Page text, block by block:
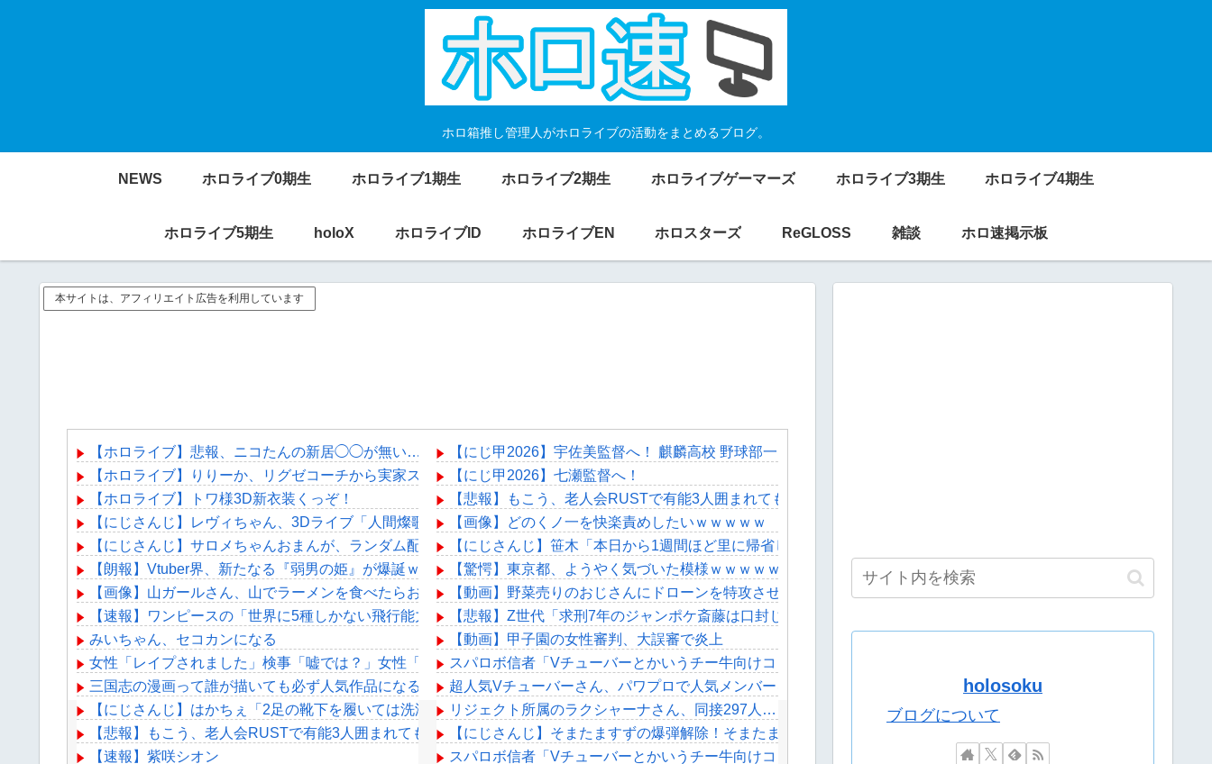
ホロ箱推し管理人がホロライブの活動をまとめるブログ。
NEWS ホロライブ0期生 ホロライブ1期生 ホロライブ2期生 ホロライブゲーマーズ ホロライブ3期生 ホロライブ4期生
ホロライブ5期生 holoX ホロライブID ホロライブEN ホロスターズ ReGLOSS 雑談 ホロ速掲示板
本サイトは、アフィリエイト広告を利用しています
【ホロライブ】悲報、ニコたんの新居◯◯が無い…
【ホロライブ】りりーか、リグゼコーチから実家スーパーのフルーツ盛り合わせをもらう「シャインマスカット甘～～～～～い」
【ホロライブ】トワ様3D新衣装くっぞ！
【にじさんじ】レヴィちゃん、3Dライブ「人間燦歌」開催決定！ゲスト8名も発表『歌うまバイキングなゲストや』【8/18(火)21:00】
【にじさんじ】サロメちゃんおまんが、ランダム配置の暗証番号入力に敗北「3回失敗しましたわ」
【朗報】Vtuber界、新たなる『弱男の姫』が爆誕ｗｗｗｗｗｗｗｗｗｗｗ
【画像】山ガールさん、山でラーメンを食べたらおじさんに怒られるｗｗｗ
【速報】ワンピースの「世界に5種しかない飛行能力」発言の謎が解けるWWW
みいちゃん、セコカンになる
女性「レイプされました」検事「嘘では？」女性「傷ついたので訴えます」
三国志の漫画って誰が描いても必ず人気作品になるの確定してね？
【にじさんじ】はかちぇ「2足の靴下を履いては洗濯するのを繰り返していたんだけど今日15足買った」
【悲報】もこう、老人会RUSTで有能3人囲まれても腫物扱いされるｗｗｗ
【速報】紫咲シオン
【にじ甲2026】宇佐美監督へ！ 麒麟高校 野球部一同より????✨
【にじ甲2026】七瀬監督へ！
【悲報】もこう、老人会RUSTで有能3人囲まれても腫物扱いされるｗｗｗ
【画像】どのくノ一を快楽責めしたいｗｗｗｗｗ
【にじさんじ】笹木「本日から1週間ほど里に帰省してくるやよ～。久々に京都満喫してくるっ！」
【驚愕】東京都、ようやく気づいた模様ｗｗｗｗｗｗｗ
【動画】野菜売りのおじさんにドローンを特攻させるおそロシア。
【悲報】Z世代「求刑7年のジャンポケ斎藤は口封じに被害者殺した方が量刑軽かっただろ」←1万いいね
【動画】甲子園の女性審判、大誤審で炎上
スパロボ信者「Vチューバーとかいうチー牛向けコンテンツが入ってくるのは許せない」←これ
超人気Vチューバーさん、パワプロで人気メンバーを控えにするのはいいの？
リジェクト所属のラクシャーナさん、同接297人……
【にじさんじ】そまたますずの爆弾解除！そまたま大げんかで草
スパロボ信者「Vチューバーとかいうチー牛向けコンテンツが入ってくるのは許せない」←これ
holosoku
ブログについて